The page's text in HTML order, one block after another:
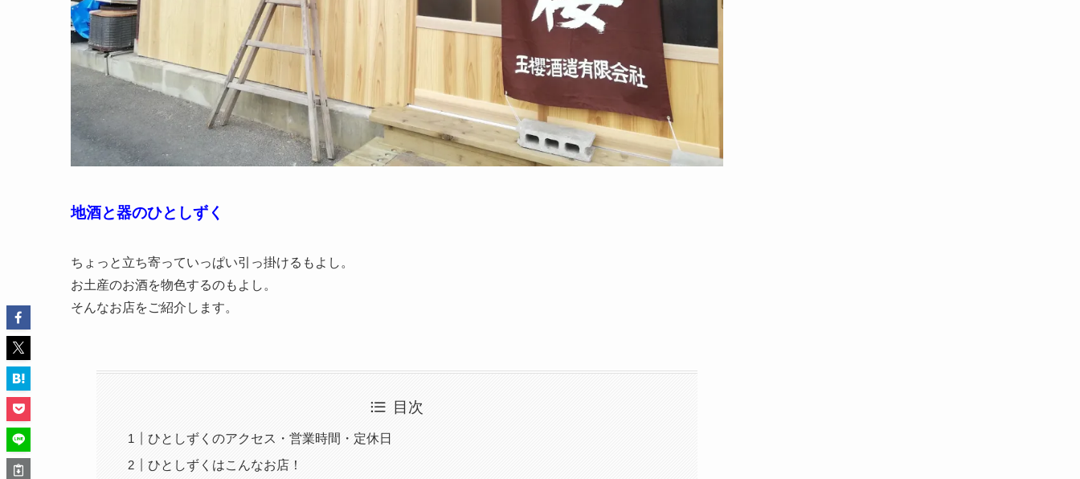
地酒と器のひとしずく
ちょっと立ち寄っていっぱい引っ掛けるもよし。
お土産のお酒を物色するのもよし。
そんなお店をご紹介します。
目次
ひとしずくのアクセス・営業時間・定休日
ひとしずくはこんなお店！